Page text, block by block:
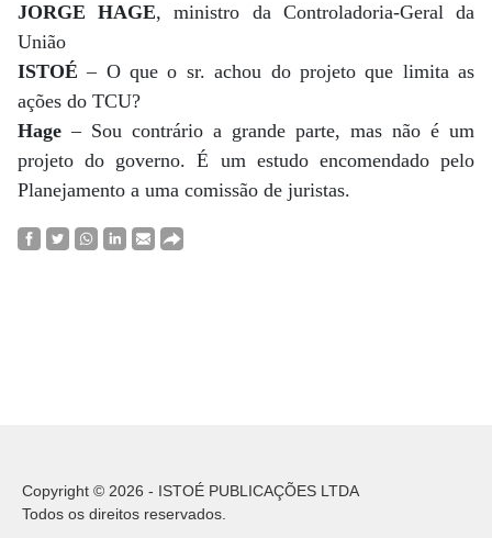
JORGE HAGE, ministro da Controladoria-Geral da
União
ISTOÉ– O que o sr. achou do projeto que limita as
ações do TCU?
Hage– Sou contrário a grande parte, mas não é um
projeto do governo. É um estudo encomendado pelo
Planejamento a uma comissão de juristas.
Copyright © 2026 - ISTOÉ PUBLICAÇÕES LTDA
Todos os direitos reservados.